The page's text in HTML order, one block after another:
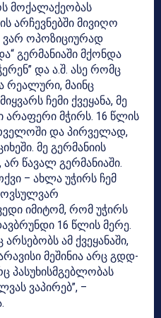
მოქალაქეობას
არჩევნებში მივიღო
ვარ ოპოზიციურად
გერმანიაში მქონდა
და ა.შ. ასე რომც
რეალური, მაინც
ჩემი ქვეყანა, მე
არაფერი მჭირს. 16 წლის
და პირველად,
მე გერმანიის
წავალ გერმანიაში.
– ახლა უჭირს ჩემ
იმიტომ, რომ უჭირს
16 წლის მერე.
ამ ქვეყანაში,
მეშინია არც გდდ-
პასუხისმგებლობას
ვაპირებ”, –